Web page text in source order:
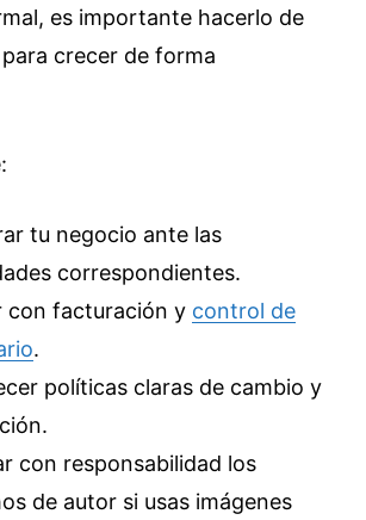
es importante hacerlo de
crecer de forma
tu negocio ante las
correspondientes.
con facturación y control de
.
políticas claras de cambio y
con responsabilidad los
de autor si usas imágenes